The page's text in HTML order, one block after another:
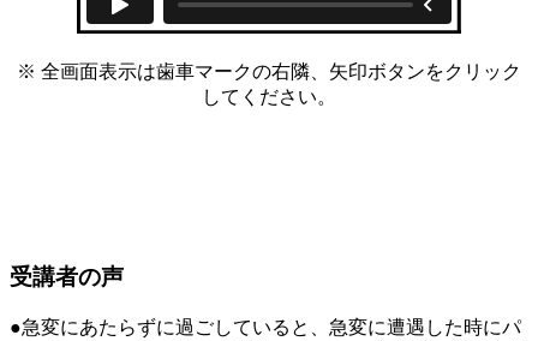
※ 全画面表示は歯車マークの右隣、矢印ボタンをクリック
してください。
受講者の声
●急変にあたらずに過ごしていると、急変に遭遇した時にパ